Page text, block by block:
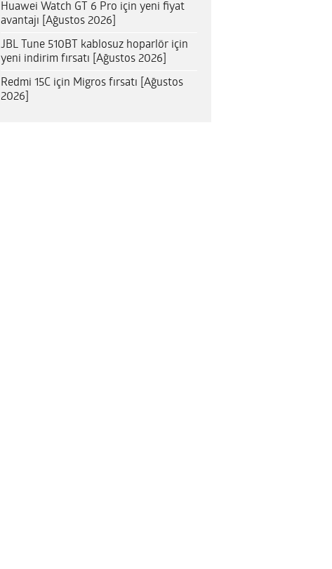
Huawei Watch GT 6 Pro için yeni fiyat
avantajı [Ağustos 2026]
JBL Tune 510BT kablosuz hoparlör için
yeni indirim fırsatı [Ağustos 2026]
Redmi 15C için Migros fırsatı [Ağustos
2026]